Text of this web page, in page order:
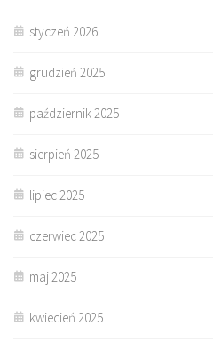
styczeń 2026
grudzień 2025
październik 2025
sierpień 2025
lipiec 2025
czerwiec 2025
maj 2025
kwiecień 2025